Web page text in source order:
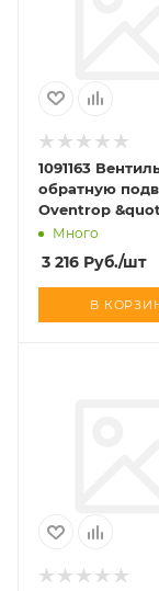
1091163
обратную
Oventrop
2&quot; Ду20,
PN10, прямой
Много
3 216 Руб./шт
В